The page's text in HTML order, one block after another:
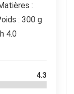
:
: 300 g
4.0
4.3